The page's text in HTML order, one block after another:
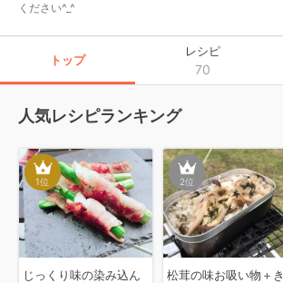
ください^_^
トップ
レシピ
70
人気レシピランキング
1位
じっくり味の染み込ん
2位
松茸の味お吸い物＋き